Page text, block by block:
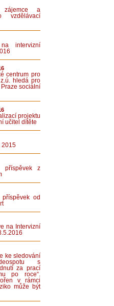
a
vzdělávací
intervizní
centrum pro
hledá pro
sociální
projektu
učitel dítěte
2015
příspěvek z
od
na Intervizní
ke sledování
s
za prací
po roce“.
v rámci
může být